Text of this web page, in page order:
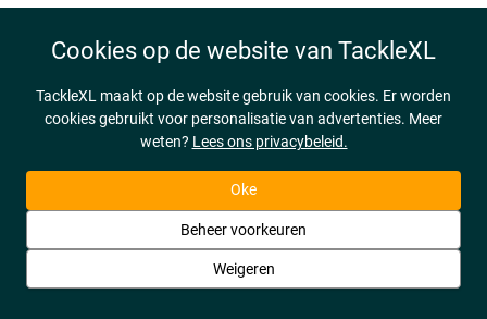
Cookies op de website van TackleXL
TackleXL maakt op de website gebruik van cookies. Er worden
cookies gebruikt voor personalisatie van advertenties. Meer
weten? Lees ons privacybeleid.
Oke
Beheer voorkeuren
Weigeren